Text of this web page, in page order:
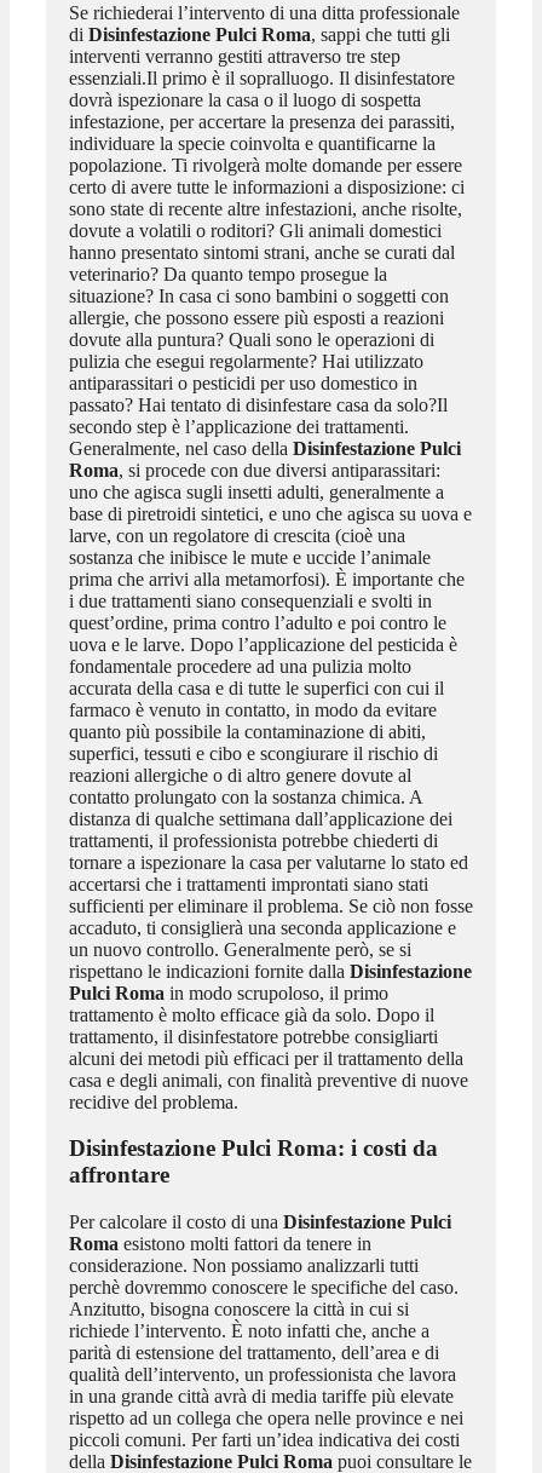
Se richiederai l’intervento di una ditta professionale
di Disinfestazione Pulci Roma, sappi che tutti gli
interventi verranno gestiti attraverso tre step
essenziali.Il primo è il sopralluogo. Il disinfestatore
dovrà ispezionare la casa o il luogo di sospetta
infestazione, per accertare la presenza dei parassiti,
individuare la specie coinvolta e quantificarne la
popolazione. Ti rivolgerà molte domande per essere
certo di avere tutte le informazioni a disposizione: ci
sono state di recente altre infestazioni, anche risolte,
dovute a volatili o roditori? Gli animali domestici
hanno presentato sintomi strani, anche se curati dal
veterinario? Da quanto tempo prosegue la
situazione? In casa ci sono bambini o soggetti con
allergie, che possono essere più esposti a reazioni
dovute alla puntura? Quali sono le operazioni di
pulizia che esegui regolarmente? Hai utilizzato
antiparassitari o pesticidi per uso domestico in
passato? Hai tentato di disinfestare casa da solo?Il
secondo step è l’applicazione dei trattamenti.
Generalmente, nel caso della Disinfestazione Pulci
Roma, si procede con due diversi antiparassitari:
uno che agisca sugli insetti adulti, generalmente a
base di piretroidi sintetici, e uno che agisca su uova e
larve, con un regolatore di crescita (cioè una
sostanza che inibisce le mute e uccide l’animale
prima che arrivi alla metamorfosi). È importante che
i due trattamenti siano consequenziali e svolti in
quest’ordine, prima contro l’adulto e poi contro le
uova e le larve. Dopo l’applicazione del pesticida è
fondamentale procedere ad una pulizia molto
accurata della casa e di tutte le superfici con cui il
farmaco è venuto in contatto, in modo da evitare
quanto più possibile la contaminazione di abiti,
superfici, tessuti e cibo e scongiurare il rischio di
reazioni allergiche o di altro genere dovute al
contatto prolungato con la sostanza chimica. A
distanza di qualche settimana dall’applicazione dei
trattamenti, il professionista potrebbe chiederti di
tornare a ispezionare la casa per valutarne lo stato ed
accertarsi che i trattamenti improntati siano stati
sufficienti per eliminare il problema. Se ciò non fosse
accaduto, ti consiglierà una seconda applicazione e
un nuovo controllo. Generalmente però, se si
rispettano le indicazioni fornite dalla Disinfestazione
Pulci Roma in modo scrupoloso, il primo
trattamento è molto efficace già da solo. Dopo il
trattamento, il disinfestatore potrebbe consigliarti
alcuni dei metodi più efficaci per il trattamento della
casa e degli animali, con finalità preventive di nuove
recidive del problema.
Disinfestazione Pulci Roma: i costi da
affrontare
Per calcolare il costo di una Disinfestazione Pulci
Roma esistono molti fattori da tenere in
considerazione. Non possiamo analizzarli tutti
perchè dovremmo conoscere le specifiche del caso.
Anzitutto, bisogna conoscere la città in cui si
richiede l’intervento. È noto infatti che, anche a
parità di estensione del trattamento, dell’area e di
qualità dell’intervento, un professionista che lavora
in una grande città avrà di media tariffe più elevate
rispetto ad un collega che opera nelle province e nei
piccoli comuni. Per farti un’idea indicativa dei costi
della Disinfestazione Pulci Roma puoi consultare le